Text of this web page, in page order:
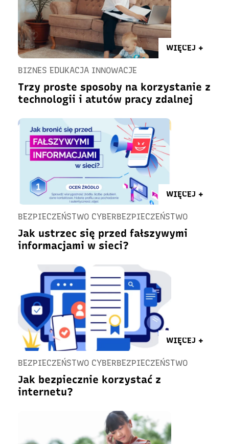
WIĘCEJ +
BIZNES EDUKACJA INNOWACJE
Trzy proste sposoby na korzystanie z
technologii i atutów pracy zdalnej
WIĘCEJ +
BEZPIECZEŃSTWO CYBERBEZPIECZEŃSTWO
Jak ustrzec się przed fałszywymi
informacjami w sieci?
WIĘCEJ +
BEZPIECZEŃSTWO CYBERBEZPIECZEŃSTWO
Jak bezpiecznie korzystać z
internetu?